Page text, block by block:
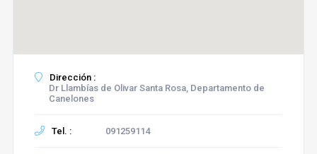
Dirección :
Dr Llambías de Olivar Santa Rosa, Departamento de
Canelones
Tel. : 091259114